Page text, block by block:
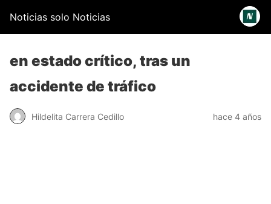
Noticias solo Noticias
en estado crítico, tras un
accidente de tráfico
Hildelita Carrera Cedillo hace 4 años